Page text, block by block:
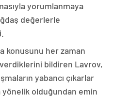
yorumlanmaya
değerlerle
konusunu her zaman
bildiren Lavrov,
yabancı çıkarlar
yönelik olduğundan emin